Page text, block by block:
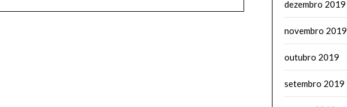
dezembro 2019
novembro 2019
outubro 2019
setembro 2019